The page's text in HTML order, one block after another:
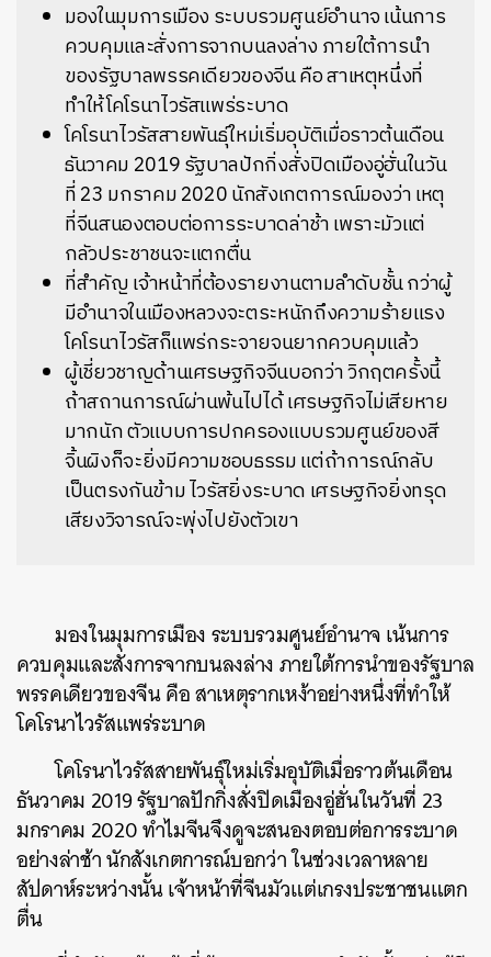
มองในมุมการเมือง ระบบรวมศูนย์อำนาจ เน้นการ
ควบคุมและสั่งการจากบนลงล่าง ภายใต้การนำ
ของรัฐบาลพรรคเดียวของจีน คือ สาเหตุหนึ่งที่
ทำให้โคโรนาไวรัสแพร่ระบาด
โคโรนาไวรัสสายพันธุ์ใหม่เริ่มอุบัติเมื่อราวต้นเดือน
ธันวาคม 2019 รัฐบาลปักกิ่งสั่งปิดเมืองอู่ฮั่นในวัน
ที่ 23 มกราคม 2020 นักสังเกตการณ์มองว่า เหตุ
ที่จีนสนองตอบต่อการระบาดล่าช้า เพราะมัวแต่
กลัวประชาชนจะแตกตื่น
ที่สำคัญ เจ้าหน้าที่ต้องรายงานตามลำดับชั้น กว่าผู้
มีอำนาจในเมืองหลวงจะตระหนักถึงความร้ายแรง
โคโรนาไวรัสก็แพร่กระจายจนยากควบคุมแล้ว
ผู้เชี่ยวชาญด้านเศรษฐกิจจีนบอกว่า วิกฤตครั้งนี้
ถ้าสถานการณ์ผ่านพ้นไปได้ เศรษฐกิจไม่เสียหาย
มากนัก ตัวแบบการปกครองแบบรวมศูนย์ของสี
จิ้นผิงก็จะยิ่งมีความชอบธรรม แต่ถ้าการณ์กลับ
เป็นตรงกันข้าม ไวรัสยิ่งระบาด เศรษฐกิจยิ่งทรุด
เสียงวิจารณ์จะพุ่งไปยังตัวเขา
มองในมุมการเมือง ระบบรวมศูนย์อำนาจ เน้นการ
ควบคุมและสั่งการจากบนลงล่าง ภายใต้การนำของรัฐบาล
พรรคเดียวของจีน คือ สาเหตุรากเหง้าอย่างหนึ่งที่ทำให้
โคโรนาไวรัสแพร่ระบาด
โคโรนาไวรัสสายพันธุ์ใหม่เริ่มอุบัติเมื่อราวต้นเดือน
ธันวาคม 2019 รัฐบาลปักกิ่งสั่งปิดเมืองอู่ฮั่นในวันที่ 23
มกราคม 2020 ทำไมจีนจึงดูจะสนองตอบต่อการระบาด
อย่างล่าช้า นักสังเกตการณ์บอกว่า ในช่วงเวลาหลาย
สัปดาห์ระหว่างนั้น เจ้าหน้าที่จีนมัวแต่เกรงประชาชนแตก
ตื่น